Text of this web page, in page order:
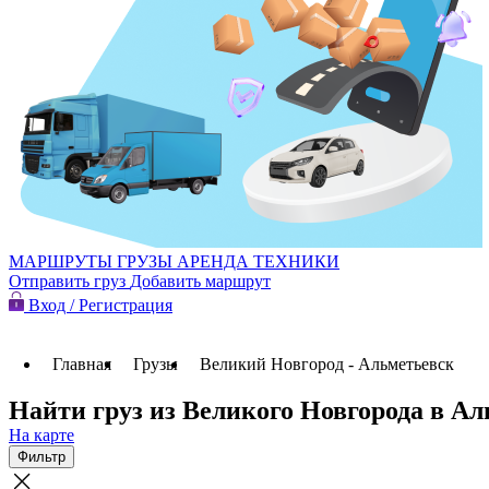
МАРШРУТЫ ГРУЗЫ АРЕНДА ТЕХНИКИ
Отправить груз Добавить маршрут
Вход / Регистрация
Главная Грузы Великий Новгород - Альметьевск
Найти груз из Великого Новгорода в
На карте
Фильтр